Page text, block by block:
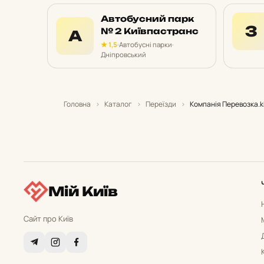
А
Автобусний парк
№ 2 Київпастранс
★ 1,5·Автобусні парки·
Дніпровський
З
Головна › Каталог › Переїзди › Компанія
Мій Київ
Сайт про Київ